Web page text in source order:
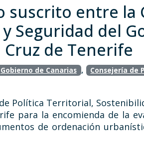
suscrito entre la
Seguridad del
de Tenerife
Gobierno de Canarias , Consejería de
Política Territorial,
para la encomienda de la
de ordenación